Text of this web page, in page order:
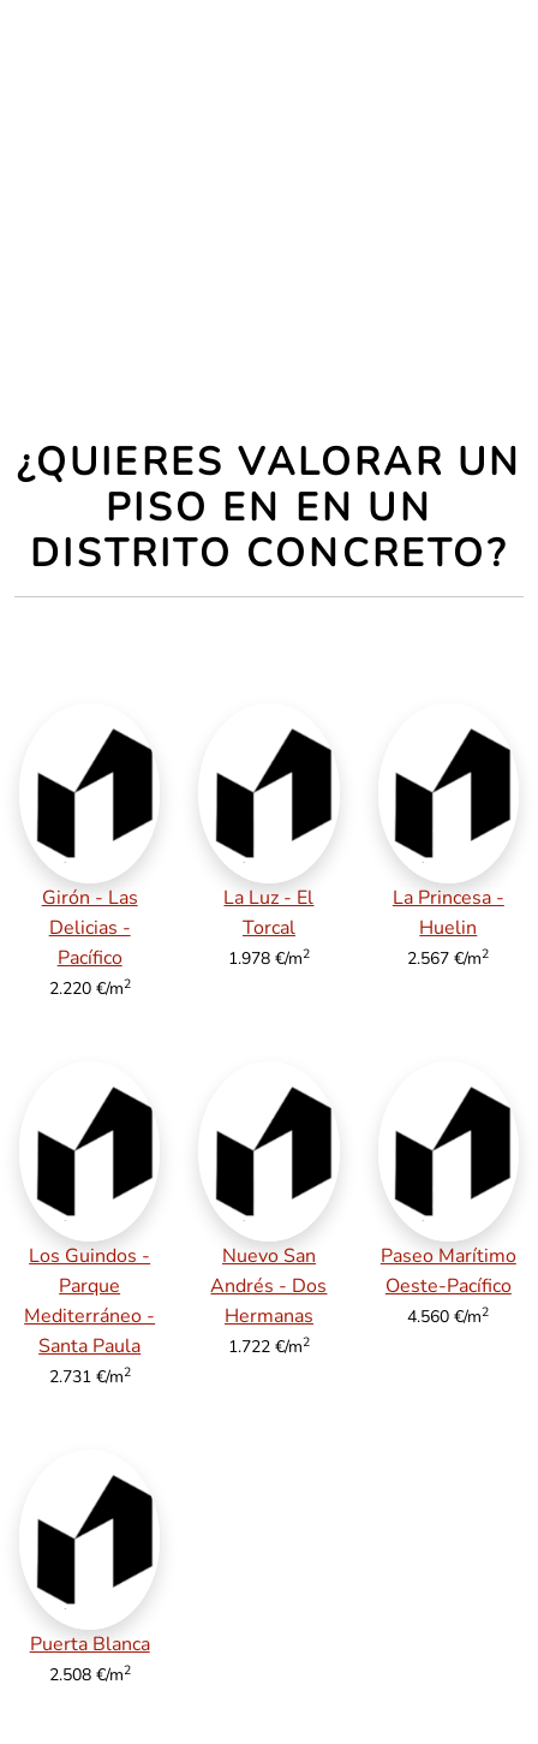
¿QUIERES VALORAR UN
PISO EN EN UN
DISTRITO CONCRETO?
Girón - Las
Delicias -
Pacífico
2.220 €/m2
La Luz - El
Torcal
1.978 €/m2
La Princesa -
Huelin
2.567 €/m2
Los Guindos -
Parque
Mediterráneo -
Santa Paula
2.731 €/m2
Nuevo San
Andrés - Dos
Hermanas
1.722 €/m2
Paseo Marítimo
Oeste-Pacífico
4.560 €/m2
Puerta Blanca
2.508 €/m2